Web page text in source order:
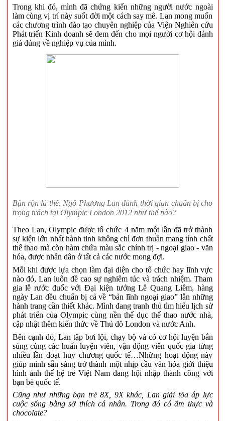
Trong khi đó, mình đã chứng kiến những người nước ngoài
làm cùng vị trí này suốt đời một cách say mê. Lan mong muốn
các chương trình đào tạo chuyên nghiệp của Viện Nghiên cứu
Phát triển Kinh doanh sẽ đem đến cho mọi người cơ hội đánh
giá đúng về nghiệp vụ của mình.
Bận rộn là thế, Ngô Phương Lan dành thời gian chuẩn bị cho
trọng trách tại Olympic London 2012 như thế nào?
Theo Lan, Olympic được tổ chức 4 năm một lần đã trở thành
sự kiện lớn nhất hành tinh không chỉ đơn thuần mang tính chất
thể thao mà còn hàm chứa màu sắc chính trị - ngoại giao - văn
hóa, được nhân dân ở tất cả các nước mong đợi.
Mỗi khi được lựa chọn làm đại diện cho tổ chức hay lĩnh vực
nào đó, Lan luôn đề cao sự nghiêm túc và trách nhiệm. Tham
gia lễ rước đuốc với Đại kiện tướng Lê Quang Liêm, hàng
ngày Lan đều chuẩn bị cả về “bản lĩnh ngoại giao” lẫn những
hành trang cần thiết khác. Mình đang tranh thủ tìm hiểu lịch sử
phát triển của Olympic cùng nền thể dục thể thao nước nhà,
cập nhật thêm kiến thức về Thủ đô London và nước Anh.
Bên cạnh đó, Lan tập bơi lội, chạy bộ và có cơ hội luyện bắn
súng cùng các huấn luyện viên, vận động viên quốc gia từng
nhiều lần đoạt huy chương quốc tế…Những hoạt động này
giúp mình sẵn sàng trở thành một nhịp cầu văn hóa giới thiệu
hình ảnh thế hệ trẻ Việt Nam đang hội nhập thành công với
bạn bè quốc tế.
Cũng như những bạn trẻ 8X, 9X khác, Lan giải tỏa áp lực
cuộc sống bằng sở thích cá nhân. Trong đó có ẩm thực và
chocolate?